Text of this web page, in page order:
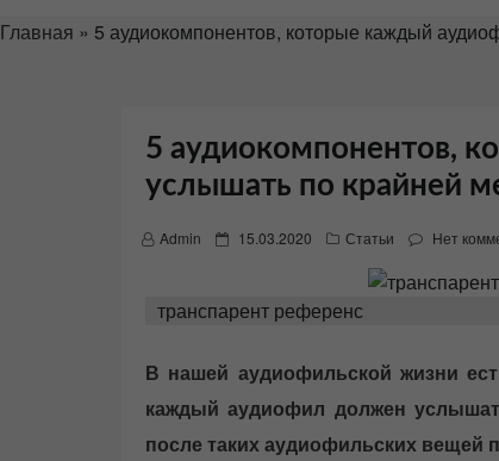
Главная » 5 аудиокомпонентов, которые каждый
5 аудиокомпонентов,
услышать по крайней
Admin
P
e
15.03.2020 Статьи Нет
транспарент референс
В нашей аудиофильской жизни
каждый аудиофил должен
после таких аудиофильских вещей